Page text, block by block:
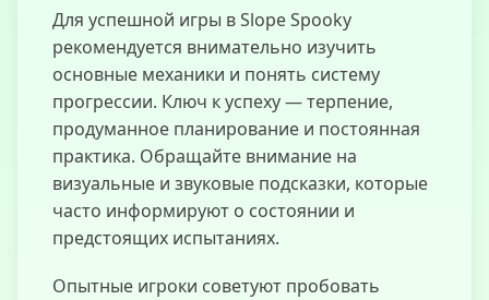
Для успешной игры в Slope Spooky
рекомендуется внимательно изучить
основные механики и понять систему
прогрессии. Ключ к успеху — терпение,
продуманное планирование и постоянная
практика. Обращайте внимание на
визуальные и звуковые подсказки, которые
часто информируют о состоянии и
предстоящих испытаниях.
Опытные игроки советуют пробовать